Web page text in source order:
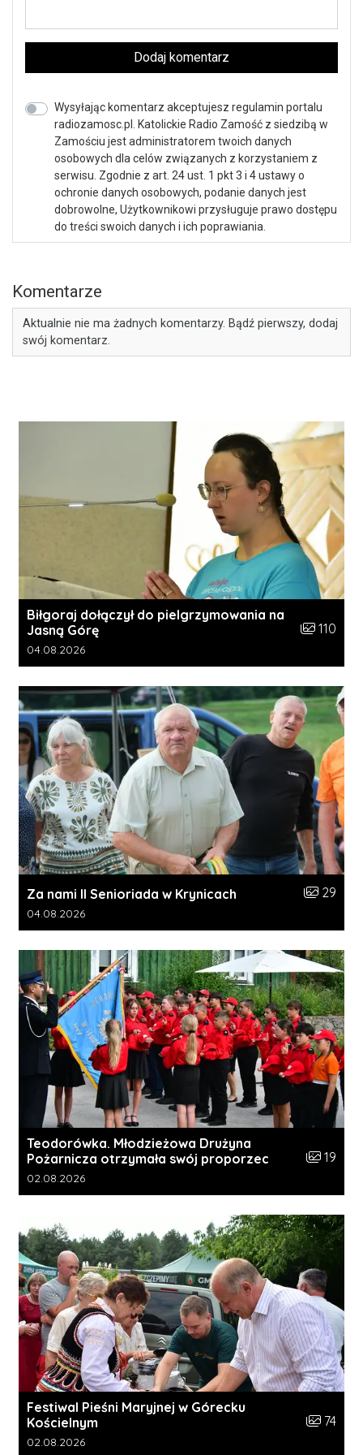
Dodaj komentarz
Wysyłając komentarz akceptujesz regulamin portalu
radiozamosc.pl. Katolickie Radio Zamość z siedzibą w
Zamościu jest administratorem twoich danych
osobowych dla celów związanych z korzystaniem z
serwisu. Zgodnie z art. 24 ust. 1 pkt 3 i 4 ustawy o
ochronie danych osobowych, podanie danych jest
dobrowolne, Użytkownikowi przysługuje prawo dostępu
do treści swoich danych i ich poprawiania.
Komentarze
Aktualnie nie ma żadnych komentarzy. Bądź pierwszy, dodaj
swój komentarz.
Biłgoraj dołączył do pielgrzymowania na
Jasną Górę
Liczba
110
Data dodania galerii:
04.08.2026
Za nami II Senioriada w Krynicach Liczba
29
Data dodania galerii:
04.08.2026
Teodorówka. Młodzieżowa Drużyna
Pożarnicza otrzymała swój proporzec
Liczba
19
Data dodania galerii:
02.08.2026
Festiwal Pieśni Maryjnej w Górecku
Kościelnym
Liczba
74
Data dodania galerii:
02.08.2026